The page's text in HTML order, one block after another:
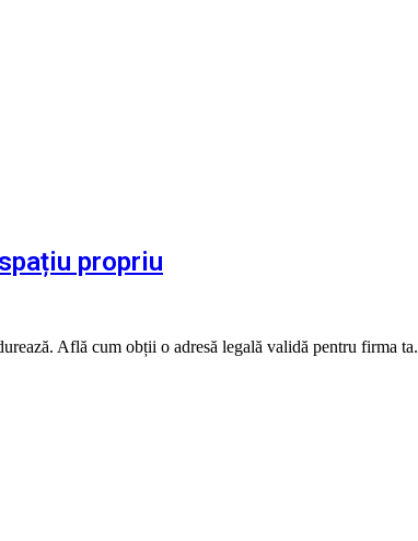
propriu
Află cum obții o adresă legală validă pentru firma ta.